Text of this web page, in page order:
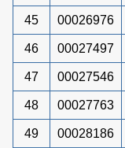
45 00026976
46 00027497
47 00027546
48 00027763
49 00028186